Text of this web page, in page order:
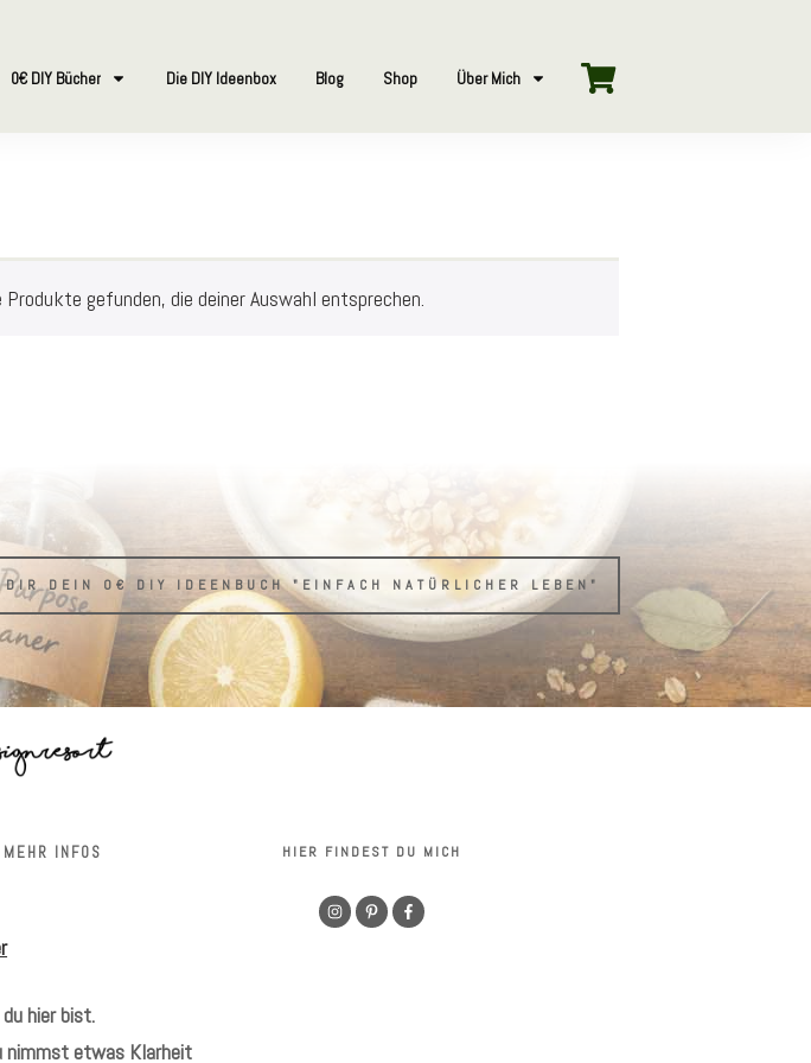
0€ DIY Bücher Die DIY Ideenbox Blog Shop Über Mich
gefunden, die deiner Auswahl entsprechen.
DIR DEIN 0€ DIY IDEENBUCH "EINFACH NATÜRLICHER LEBEN"
MEHR INFOS
hier bist.
nimmst etwas Klarheit
HIER FINDEST DU MICH